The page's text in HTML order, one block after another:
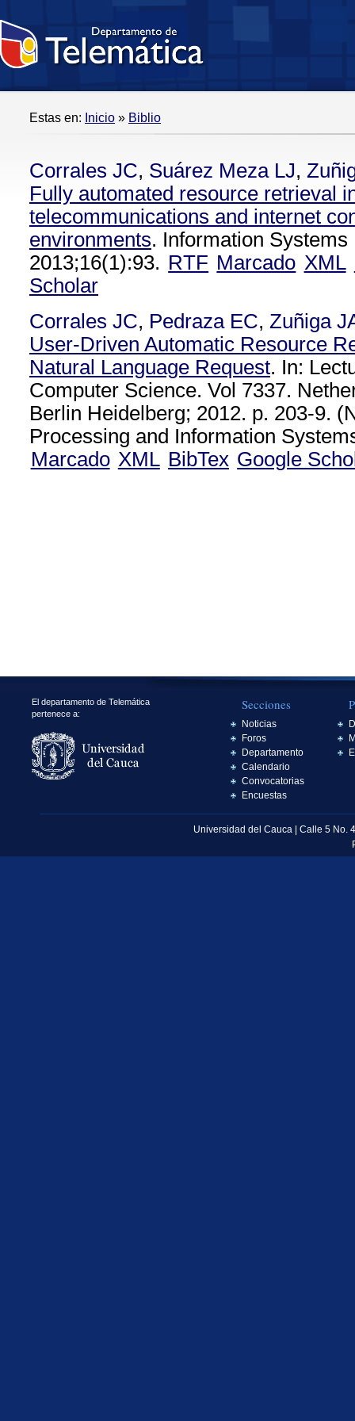
Estas en: Inicio » Biblio
Corrales JC, Suárez Meza LJ,
Fully automated resource retrieval
telecommunications and internet
environments. Information Systems
2013;16(1):93. RTF Marcado XML
Scholar
Corrales JC, Pedraza EC, Zuñiga
User-Driven Automatic Resource
Natural Language Request. In:
Computer Science. Vol 7337.
Berlin Heidelberg; 2012. p. 203-9.
Processing and Information
Marcado XML BibTex Google
El departamento de Telemática
pertenece a:
Secciones
Noticias
Foros
Departamento
Calendario
Convocatorias
Encuestas
Universidad del Cauca | Calle 5 No.